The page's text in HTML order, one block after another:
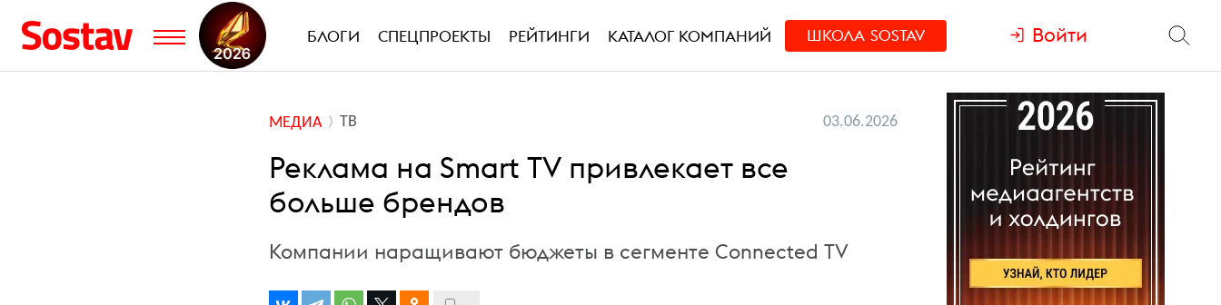
БЛОГИ СПЕЦПРОЕКТЫ РЕЙТИНГИ КАТАЛОГ КОМПАНИЙ ШКОЛА SOSTAV Войти
МЕДИА ТВ 03.06.2026
Реклама на Smart TV привлекает все
больше брендов
Компании наращивают бюджеты в сегменте Connected TV